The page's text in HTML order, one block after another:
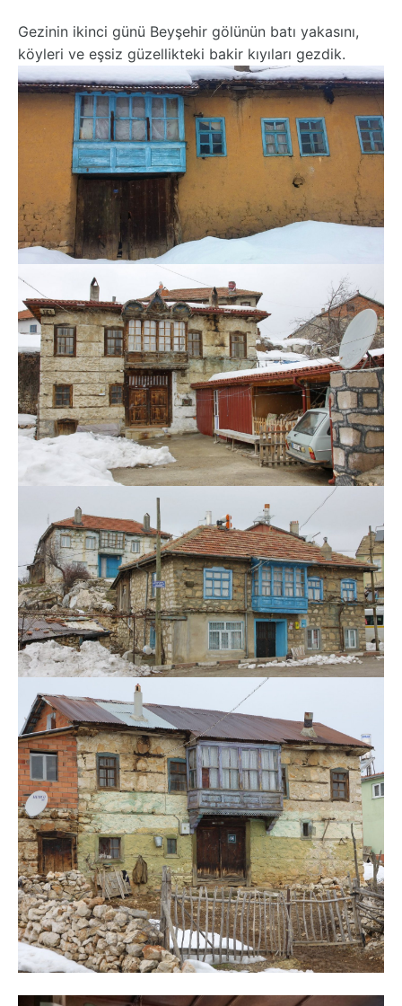
Gezinin ikinci günü Beyşehir gölünün batı yakasını,
köyleri ve eşsiz güzellikteki bakir kıyıları gezdik.